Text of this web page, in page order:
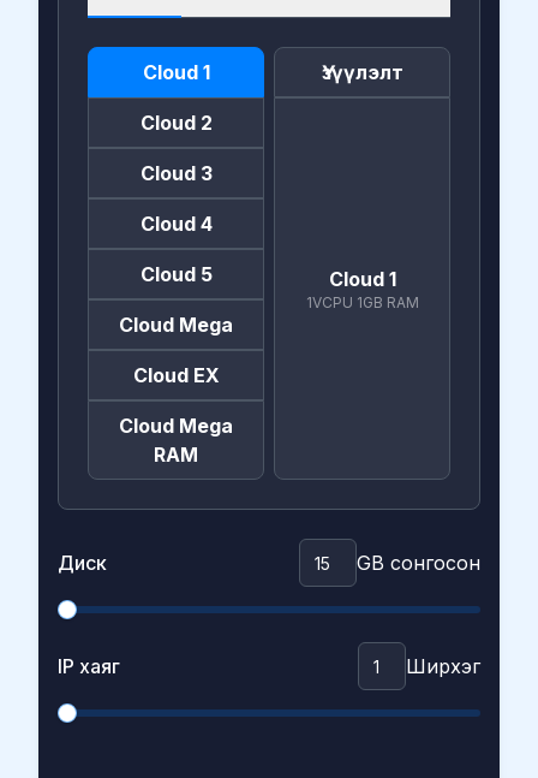
Cloud 1
Cloud 2
Cloud 3
Cloud 4
Cloud 5
Cloud Mega
Cloud EX
Cloud Mega
RAM
Үзүүлэлт
Cloud 1
1VCPU 1GB RAM
Диск GB сонгосон
IP хаяг Ширхэг